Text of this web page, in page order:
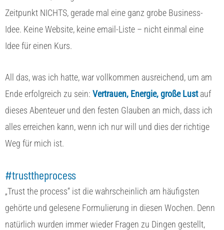
Zeitpunkt NICHTS, gerade mal eine ganz grobe Business-
Idee. Keine Website, keine email-Liste – nicht einmal eine
Idee für einen Kurs.
All das, was ich hatte, war vollkommen ausreichend, um am
Ende erfolgreich zu sein: Vertrauen, Energie, große Lustauf
dieses Abenteuer und den festen Glauben an mich, dass ich
alles erreichen kann, wenn ich nur will und dies der richtige
Weg für mich ist.
#trusttheprocess
„Trust the process“ ist die wahrscheinlich am häufigsten
gehörte und gelesene Formulierung in diesen Wochen. Denn
natürlich wurden immer wieder Fragen zu Dingen gestellt,